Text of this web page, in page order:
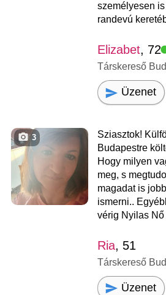
személyesen
randevú
Elizabet, 72
Társkereső
Üzenet
3
Sziasztok!
Budapestre
Hogy milyen
meg, s
magadat is
ismerni..
vérig Nyilas Nő
Ria, 51
Társkereső
Üzenet